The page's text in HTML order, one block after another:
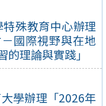
殊教育中心辦理
－國際視野與在地
理論與實踐」
學辦理「2026年